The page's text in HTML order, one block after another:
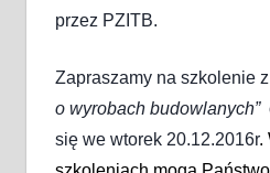
przez PZITB.
Zapraszamy na szkolenie z
o wyrobach budowlanych”
się we wtorek 20.12.2016r.